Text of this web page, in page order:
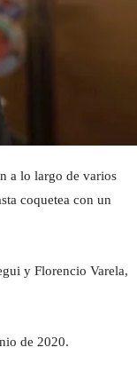
a lo largo de varios
coquetea con un
y Florencio Varela,
de 2020.